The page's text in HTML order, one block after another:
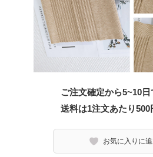
ご注文確定から5~10
送料は1注文あたり500
お気に入りに